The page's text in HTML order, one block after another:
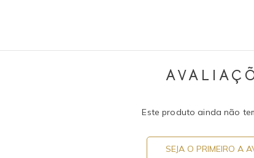
Este produto ainda não
SEJA O PRIMEIRO A